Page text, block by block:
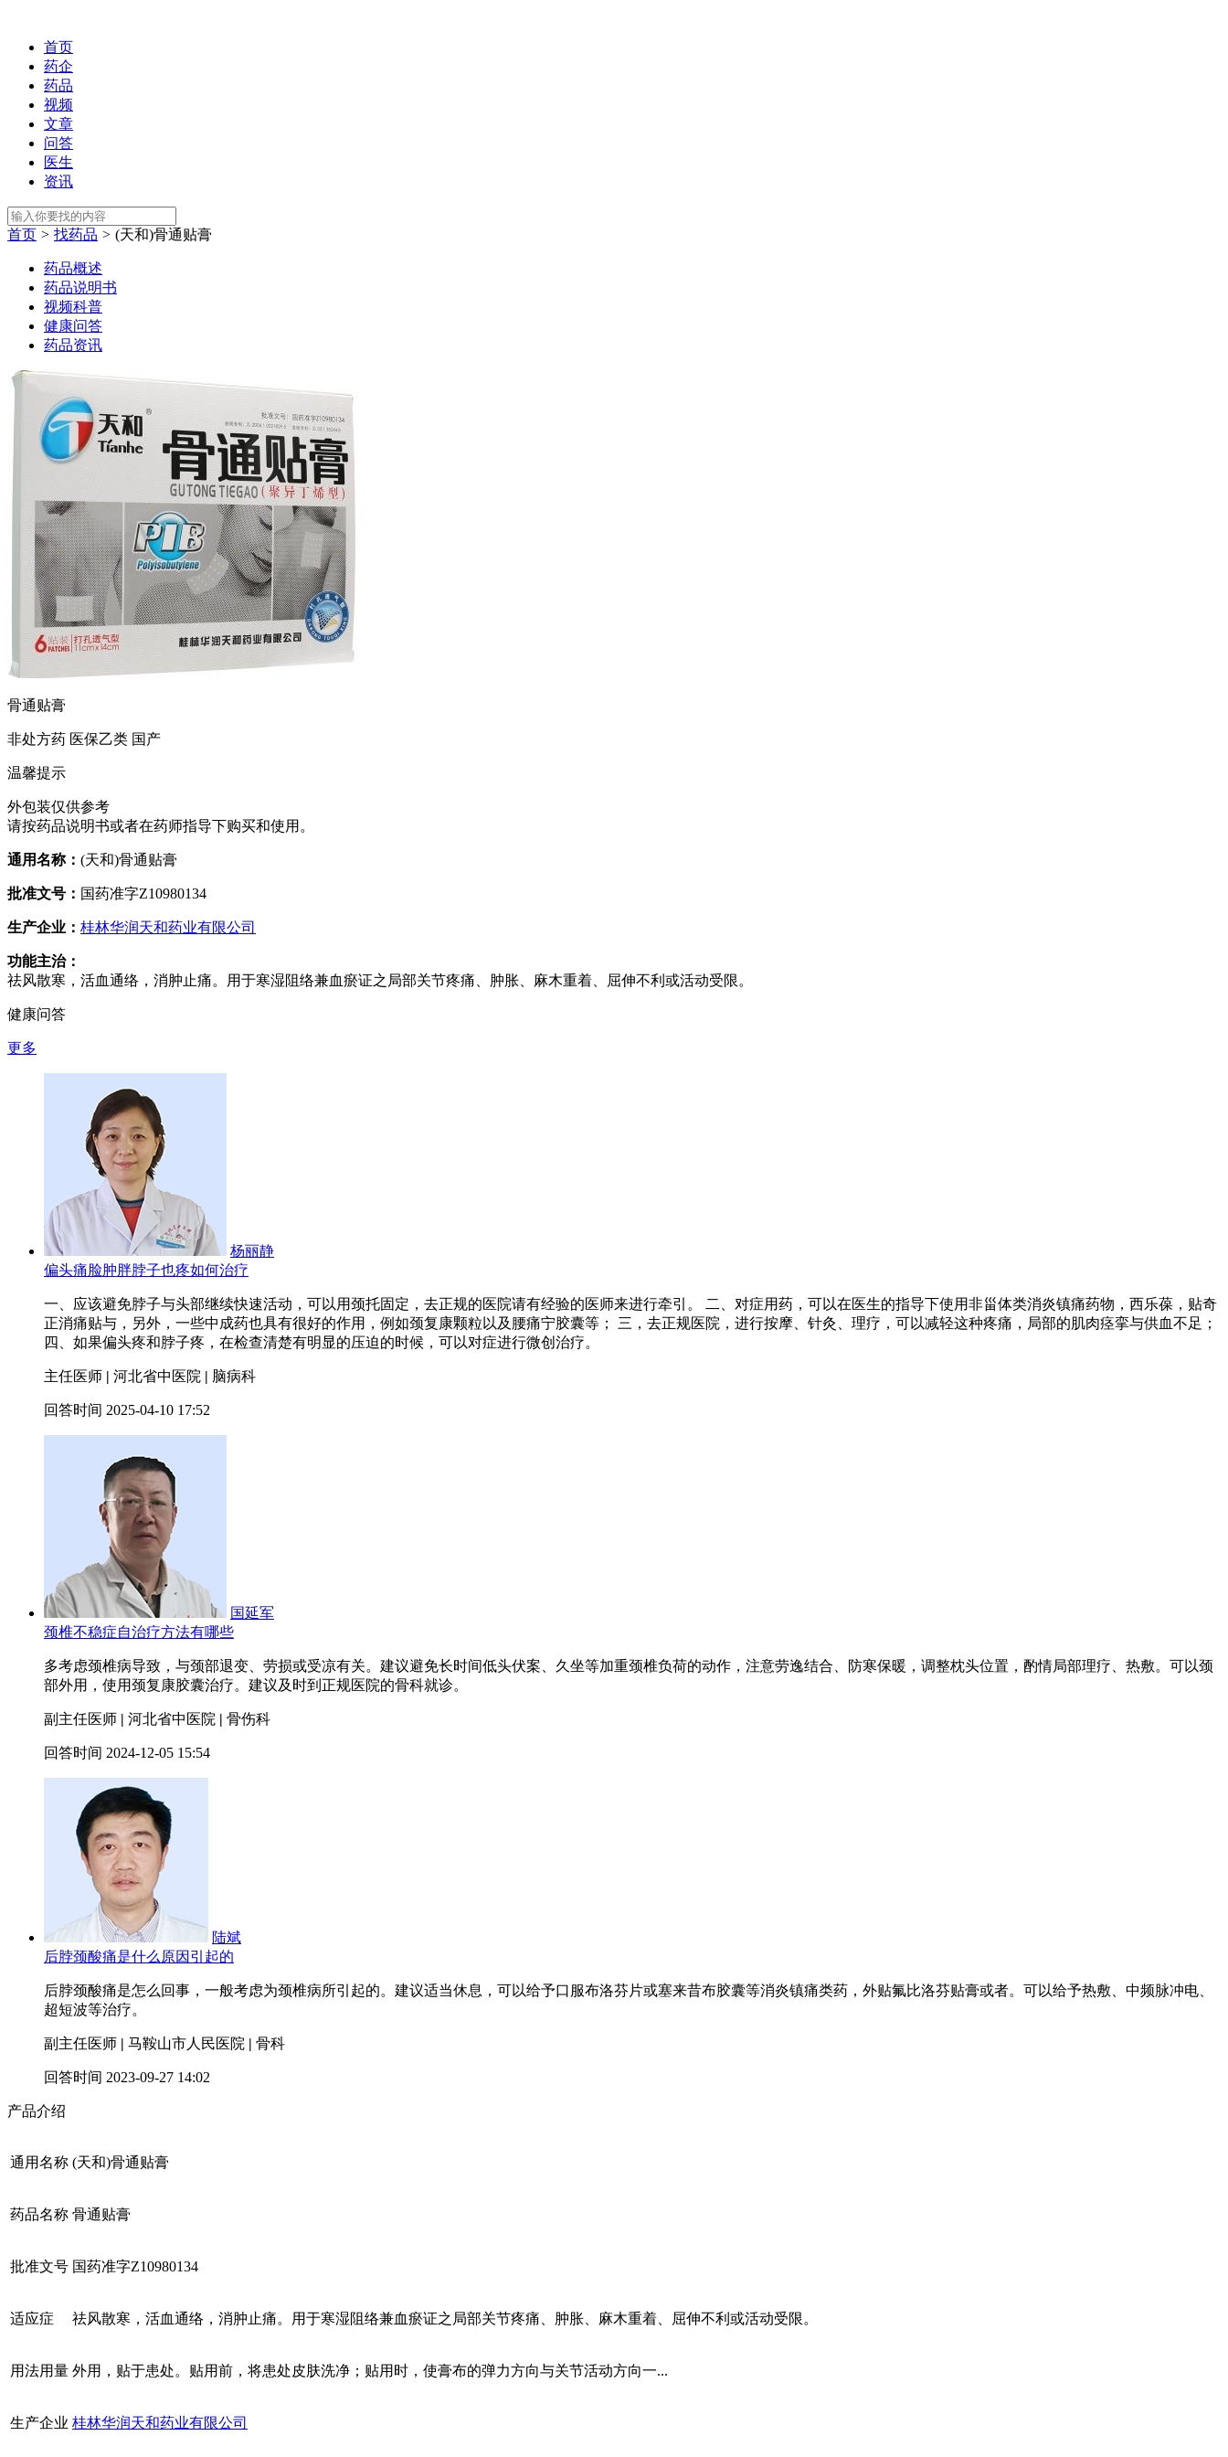
首页
药企
药品
视频
文章
问答
医生
资讯
首页 > 找药品 > (天和)骨通贴膏
药品概述
药品说明书
视频科普
健康问答
药品资讯
骨通贴膏
非处方药 医保乙类 国产
温馨提示
外包装仅供参考
请按药品说明书或者在药师指导下购买和使用。
通用名称： (天和)骨通贴膏
批准文号： 国药准字Z10980134
生产企业： 桂林华润天和药业有限公司
功能主治：
祛风散寒，活血通络，消肿止痛。用于寒湿阻络兼血瘀证之局部关节疼痛、肿胀、麻木重着、屈伸不利或活动受限。
健康问答
更多
杨丽静
偏头痛脸肿胖脖子也疼如何治疗
一、应该避免脖子与头部继续快速活动，可以用颈托固定，去正规的医院请有经验的医师来进行牵引。 二、对症用药，可以在医生的指导下使用非甾体类消炎镇痛药物，西乐葆，贴奇
正消痛贴与 ，另外，一些中成药也具有很好的作用，例如颈复康颗粒以及腰痛宁胶囊等； 三，去正规医院，进行按摩、针灸、理疗，可以减轻这种疼痛，局部的肌肉痉挛与供血不足；
四、如果偏头疼和脖子疼，在检查清楚有明显的压迫的时候，可以对症进行微创治疗。
主任医师 | 河北省中医院 | 脑病科
回答时间 2025-04-10 17:52
国延军
颈椎不稳症自治疗方法有哪些
多考虑颈椎病导致，与颈部退变、劳损或受凉有关。建议避免长时间低头伏案、久坐等加重颈椎负荷的动作，注意劳逸结合、防寒保暖，调整枕头位置，酌情局部理疗、热敷。可以颈
部外用 ，使用颈复康胶囊治疗。建议及时到正规医院的骨科就诊。
副主任医师 | 河北省中医院 | 骨伤科
回答时间 2024-12-05 15:54
陆斌
后脖颈酸痛是什么原因引起的
后脖颈酸痛是怎么回事，一般考虑为颈椎病所引起的。建议适当休息，可以给予口服布洛芬片或塞来昔布胶囊等消炎镇痛类药，外贴氟比洛芬贴膏或者。可以给予热敷、中频脉冲电、
超短波等治疗。
副主任医师 | 马鞍山市人民医院 | 骨科
回答时间 2023-09-27 14:02
产品介绍
通用名称 (天和)骨通贴膏
药品名称 骨通贴膏
批准文号 国药准字Z10980134
适应症 祛风散寒，活血通络，消肿止痛。用于寒湿阻络兼血瘀证之局部关节疼痛、肿胀、麻木重着、屈伸不利或活动受限。
用法用量 外用，贴于患处。贴用前，将患处皮肤洗净；贴用时，使膏布的弹力方向与关节活动方向一...
生产企业 桂林华润天和药业有限公司